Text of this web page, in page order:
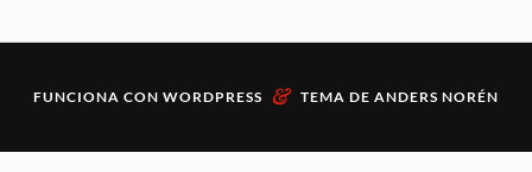
FUNCIONA CON WORDPRESS & TEMA DE ANDERS NORÉN